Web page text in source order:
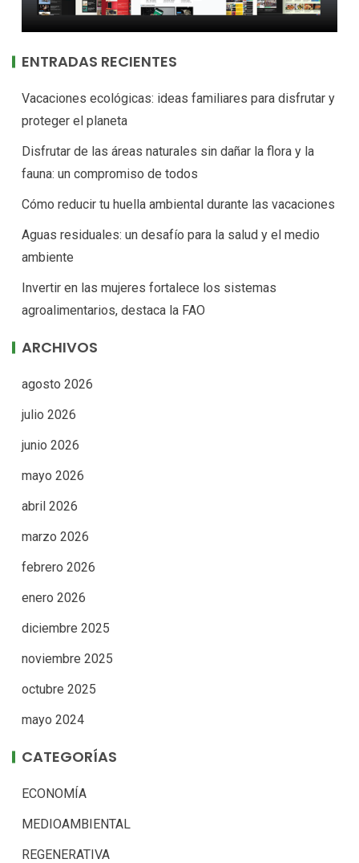
ENTRADAS RECIENTES
Vacaciones ecológicas: ideas familiares para disfrutar y
proteger el planeta
Disfrutar de las áreas naturales sin dañar la flora y la
fauna: un compromiso de todos
Cómo reducir tu huella ambiental durante las vacaciones
Aguas residuales: un desafío para la salud y el medio
ambiente
Invertir en las mujeres fortalece los sistemas
agroalimentarios, destaca la FAO
ARCHIVOS
agosto 2026
julio 2026
junio 2026
mayo 2026
abril 2026
marzo 2026
febrero 2026
enero 2026
diciembre 2025
noviembre 2025
octubre 2025
mayo 2024
CATEGORÍAS
ECONOMÍA
MEDIOAMBIENTAL
REGENERATIVA